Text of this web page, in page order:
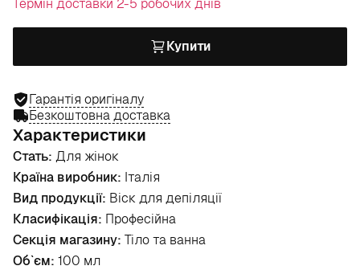
Термін доставки 2-5 робочих днів
Купити
Гарантія оригіналу
Безкоштовна доставка
Характеристики
Стать: Для жінок
Країна виробник: Італія
Вид продукції: Віск для депіляції
Класифікація: Професійна
Секція магазину: Тіло та ванна
Об`єм: 100 мл